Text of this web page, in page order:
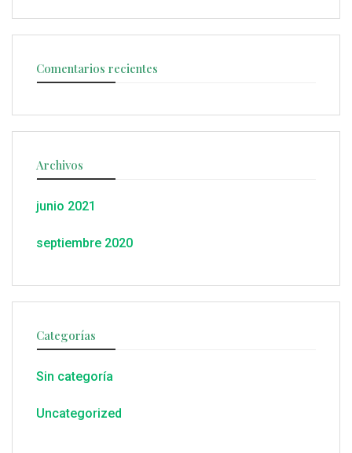
Comentarios recientes
Archivos
junio 2021
septiembre 2020
Categorías
Sin categoría
Uncategorized